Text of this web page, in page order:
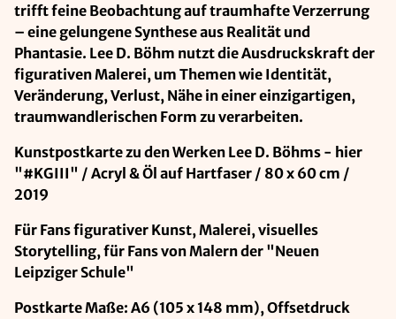
trifft feine Beobachtung auf traumhafte Verzerrung
– eine gelungene Synthese aus Realität und
Phantasie. Lee D. Böhm nutzt die Ausdruckskraft der
figurativen Malerei, um Themen wie Identität,
Veränderung, Verlust, Nähe in einer einzigartigen,
traumwandlerischen Form zu verarbeiten.
Kunstpostkarte zu den Werken Lee D. Böhms - hier
"#KGIII" / Acryl & Öl auf Hartfaser / 80 x 60 cm /
2019
Für Fans figurativer Kunst, Malerei, visuelles
Storytelling, für Fans von Malern der "Neuen
Leipziger Schule"
Postkarte Maße: A6 (105 x 148 mm), Offsetdruck